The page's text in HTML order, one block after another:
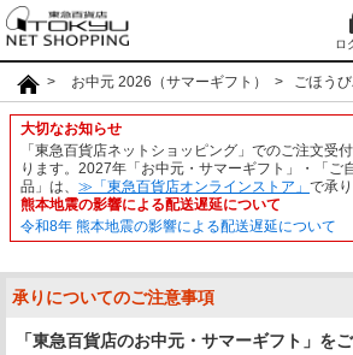
ロ
お中元 2026（サマーギフト） ごほう
大切なお知らせ
「東急百貨店ネットショッピング」でのご注文受
ります。2027年「お中元・サマーギフト」・「ご
品」は、 ≫「東急百貨店オンラインストア」 で承り
熊本地震の影響による配送遅延について
令和8年 熊本地震の影響による配送遅延について
承りについてのご注意事項
「東急百貨店のお中元・サマーギフト」を